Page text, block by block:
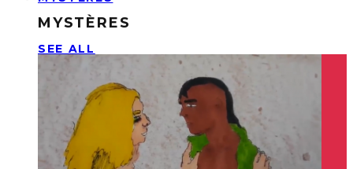
MYSTÈRES
SEE ALL